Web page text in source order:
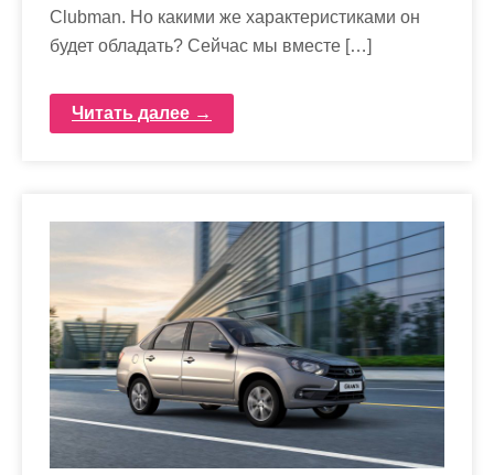
Clubman. Но какими же характеристиками он
будет обладать? Сейчас мы вместе […]
Читать далее →